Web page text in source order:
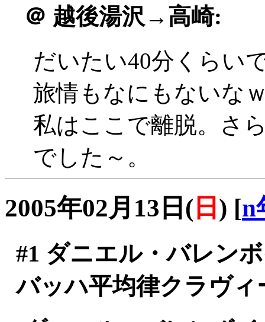
＠ 越後湯沢→高崎:
だいたい40分くらい
旅情もなにもないな
私はここで離脱。さ
でした～。
2005年02月13日( 日 ) [n
#1 ダニエル・バレ
バッハ平均律クラヴ